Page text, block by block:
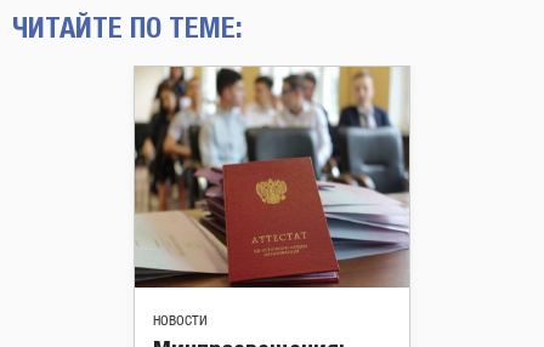
ЧИТАЙТЕ ПО ТЕМЕ:
НОВОСТИ